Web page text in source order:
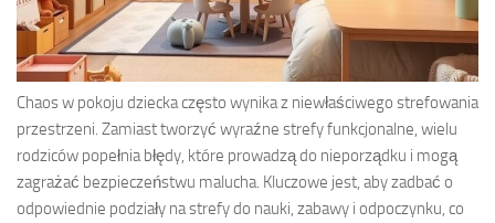
Chaos w pokoju dziecka często wynika z niewłaściwego strefowania
przestrzeni. Zamiast tworzyć wyraźne strefy funkcjonalne, wielu
rodziców popełnia błędy, które prowadzą do nieporządku i mogą
zagrażać bezpieczeństwu malucha. Kluczowe jest, aby zadbać o
odpowiednie podziały na strefy do nauki, zabawy i odpoczynku, co